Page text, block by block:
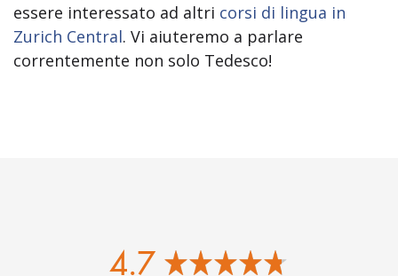
essere interessato ad altri corsi di lingua in
Zurich Central. Vi aiuteremo a parlare
correntemente non solo Tedesco!
4.7